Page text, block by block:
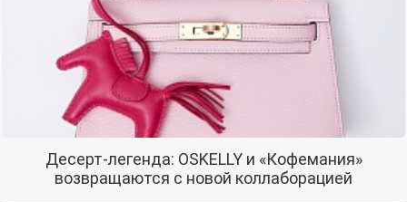
Десерт-легенда: OSKELLY и «Кофемания»
возвращаются с новой коллаборацией